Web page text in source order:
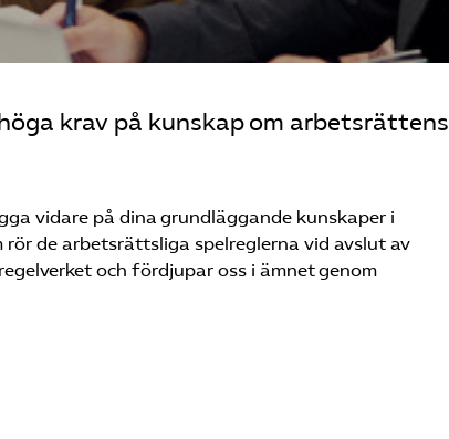
krav på kunskap om arbetsrättens
vidare på dina grundläggande kunskaper i
de arbetsrättsliga spelreglerna vid avslut av
och fördjupar oss i ämnet genom